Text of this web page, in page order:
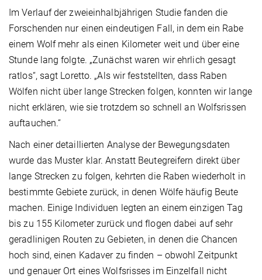
Im Verlauf der zweieinhalbjährigen Studie fanden die
Forschenden nur einen eindeutigen Fall, in dem ein Rabe
einem Wolf mehr als einen Kilometer weit und über eine
Stunde lang folgte. „Zunächst waren wir ehrlich gesagt
ratlos“, sagt Loretto. „Als wir feststellten, dass Raben
Wölfen nicht über lange Strecken folgen, konnten wir lange
nicht erklären, wie sie trotzdem so schnell an Wolfsrissen
auftauchen.“
Nach einer detaillierten Analyse der Bewegungsdaten
wurde das Muster klar. Anstatt Beutegreifern direkt über
lange Strecken zu folgen, kehrten die Raben wiederholt in
bestimmte Gebiete zurück, in denen Wölfe häufig Beute
machen. Einige Individuen legten an einem einzigen Tag
bis zu 155 Kilometer zurück und flogen dabei auf sehr
geradlinigen Routen zu Gebieten, in denen die Chancen
hoch sind, einen Kadaver zu finden – obwohl Zeitpunkt
und genauer Ort eines Wolfsrisses im Einzelfall nicht